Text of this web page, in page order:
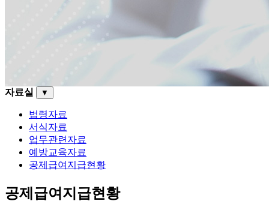
자료실 ▼
법령자료
서식자료
업무관련자료
예방교육자료
공제급여지급현황
공제급여지급현황